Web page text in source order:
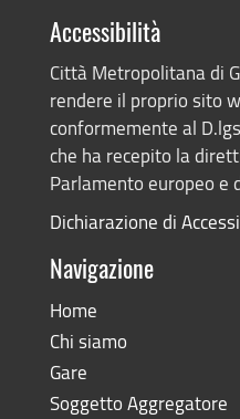
Accessibilità
Città Metropolitana di
rendere il proprio sito
conformemente al
che ha recepito la
Parlamento europeo e
Dichiarazione di
Navigazione
Home
Chi siamo
Gare
Soggetto Aggregatore